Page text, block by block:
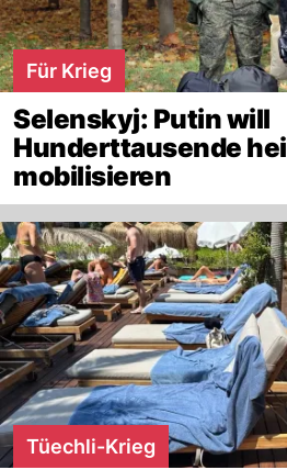
Für Krieg
Selenskyj: Putin will
Hunderttausende
mobilisieren
Tüechli-Krieg